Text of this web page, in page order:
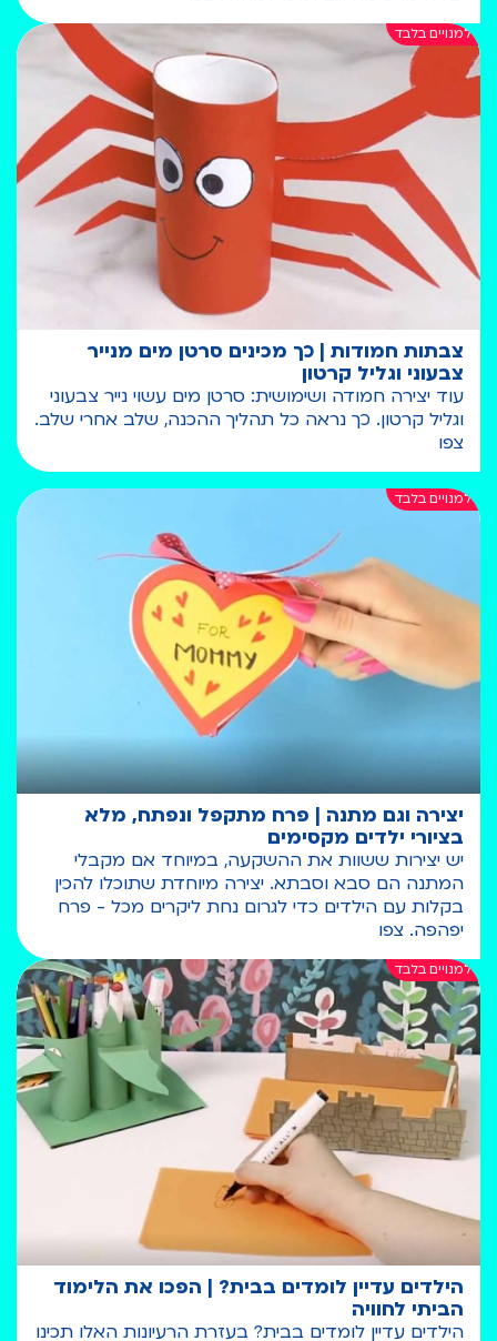
צבתות חמודות | כך מכינים סרטן מים מנייר
צבעוני וגליל קרטון
עוד יצירה חמודה ושימושית: סרטן מים עשוי נייר צבעוני
וגליל קרטון. כך נראה כל תהליך ההכנה, שלב אחרי שלב.
צפו
יצירה וגם מתנה | פרח מתקפל ונפתח, מלא
בציורי ילדים מקסימים
יש יצירות ששוות את ההשקעה, במיוחד אם מקבלי
המתנה הם סבא וסבתא. יצירה מיוחדת שתוכלו להכין
בקלות עם הילדים כדי לגרום נחת ליקרים מכל - פרח
יפהפה. צפו
הילדים עדיין לומדים בבית? | הפכו את הלימוד
הביתי לחוויה
הילדים עדיין לומדים בבית? בעזרת הרעיונות האלו תכינו